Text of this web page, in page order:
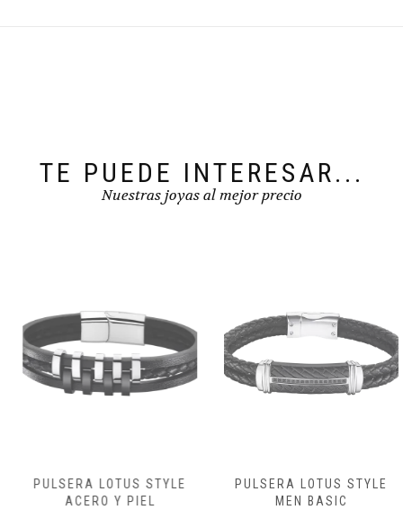
TE PUEDE INTERESAR...
Nuestras joyas al mejor precio
PULSERA LOTUS STYLE
ACERO Y PIEL
PULSERA LOTUS STYLE
MEN BASIC